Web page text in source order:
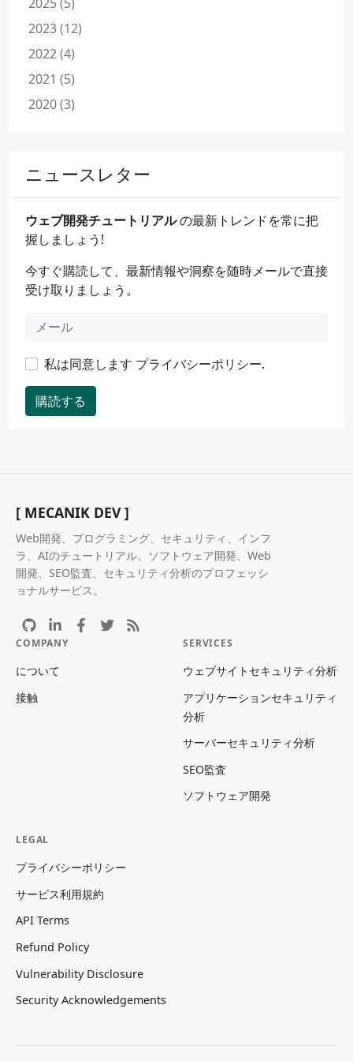
2023 (12)
2022 (4)
2021 (5)
2020 (3)
ニュースレター
ウェブ開発チュートリアルの最新トレンドを常に把
握しましょう!
今すぐ購読して、最新情報や洞察を随時メールで直接
受け取りましょう。
私は同意します プライバシーポリシー.
購読する
[ MECANIK DEV ]
Web開発、プログラミング、セキュリティ、インフ
ラ、AIのチュートリアル。ソフトウェア開発、Web
開発、SEO監査、セキュリティ分析のプロフェッシ
ョナルサービス。
COMPANY
について
接触
SERVICES
ウェブサイトセキュリティ分析
アプリケーションセキュリティ
分析
サーバーセキュリティ分析
SEO監査
ソフトウェア開発
LEGAL
プライバシーポリシー
サービス利用規約
API Terms
Refund Policy
Vulnerability Disclosure
Security Acknowledgements